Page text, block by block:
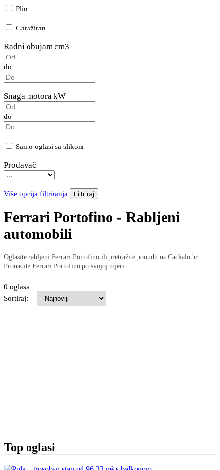
Plin
Garažiran
Radni obujam cm3
do
Snaga motora kW
do
Samo oglasi sa slikom
Prodavač
Više opcija filtriranja Filtriraj
Ferrari Portofino - Rabljeni
automobili
Oglasite rabljeni Ferrari Portofino ili pretražite ponudu na Cackalo.hr.
Pronađite Ferrari Portofino po svojoj mjeri.
0 oglasa
Sortiraj:
Top oglasi